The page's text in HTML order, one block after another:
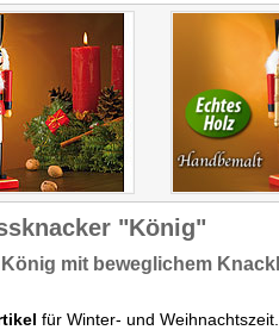
"König"
mit beweglichem
für Winter- und